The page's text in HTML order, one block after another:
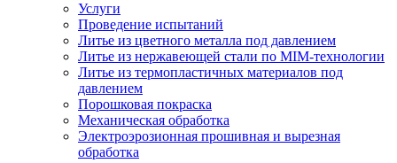
Услуги
Проведение испытаний
Литье из цветного металла под давлением
Литье из нержавеющей стали по MIM-технологии
Литье из термопластичных материалов под
давлением
Порошковая покраска
Механическая обработка
Электроэрозионная прошивная и вырезная
обработка